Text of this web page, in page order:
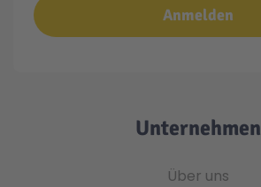
Anmelden
Unternehmen
Über uns